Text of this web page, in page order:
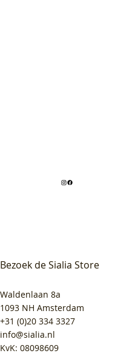
Bezoek de Sialia Store
Waldenlaan 8a
1093 NH Amsterdam
+31 (0)20 334 3327
info@sialia.nl
KvK: 08098609